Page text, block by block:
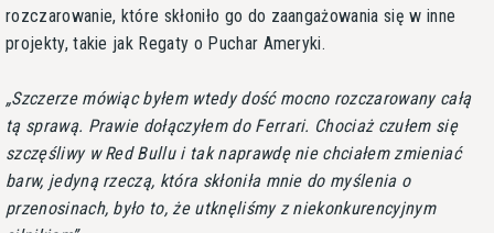
rozczarowanie, które skłoniło go do zaangażowania się w inne
projekty, takie jak Regaty o Puchar Ameryki.
Szczerze mówiąc byłem wtedy dość mocno rozczarowany całą
tą sprawą. Prawie dołączyłem do Ferrari. Chociaż czułem się
szczęśliwy w Red Bullu i tak naprawdę nie chciałem zmieniać
barw, jedyną rzeczą, która skłoniła mnie do myślenia o
przenosinach, było to, że utknęliśmy z niekonkurencyjnym